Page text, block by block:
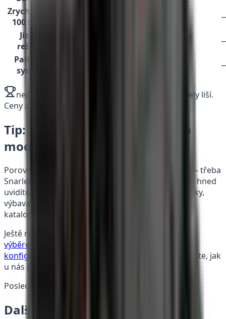
Zrychlení 0-
100 km/h
Jízdní
režimy
Palivový
systém
nejlepší hodnota v řádku ·
žlutě = kde se modely liší.
Ceny a specifikace živě z katalogu.
Tip: porovnání variant jednoho
modelu
Porovnávač se hodí i na
— třeba
Snarler AT6 L a AT6 L EPS. Postavíte je vedle sebe a hned
uvidíte, čím se liší: posilovač řízení, kola, pneumatiky,
výbava. Nemusíte složitě dohledávat rozdíly v
katalogových listech.
Ještě nevíte, který typ zvolit? Přečtěte si
výběrem čtyřkolky
konfigurátor
pro doporučení na míru, nebo mrkněte, jak
u nás probíhá nákup
Posledně aktualizováno:
Další užitečné informace